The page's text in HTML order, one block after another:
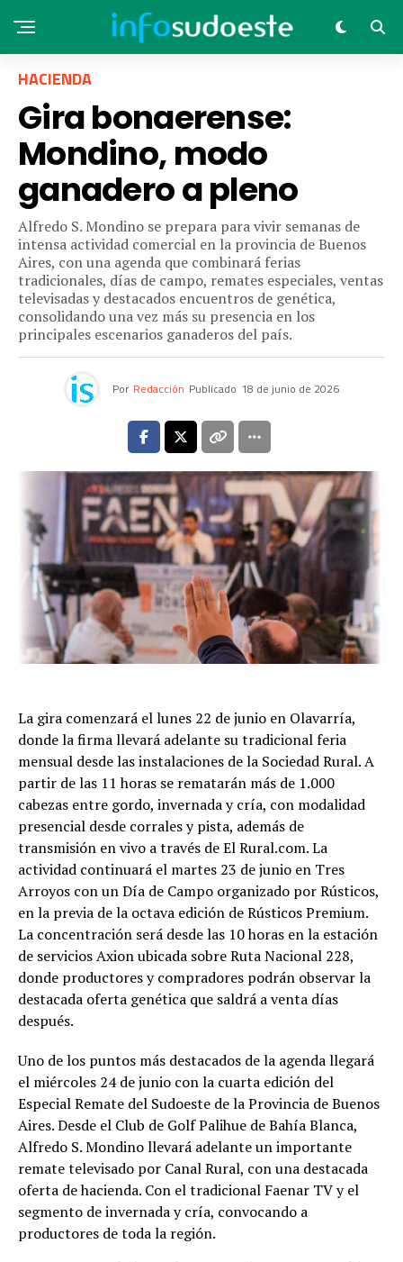
HACIENDA
Gira bonaerense:
Mondino, modo
ganadero a pleno
Alfredo S. Mondino se prepara para vivir semanas de
intensa actividad comercial en la provincia de Buenos
Aires, con una agenda que combinará ferias
tradicionales, días de campo, remates especiales, ventas
televisadas y destacados encuentros de genética,
consolidando una vez más su presencia en los
principales escenarios ganaderos del país.
Por Redacción Publicado 18 de junio de 2026
La gira comenzará el lunes 22 de junio en Olavarría,
donde la firma llevará adelante su tradicional feria
mensual desde las instalaciones de la Sociedad Rural. A
partir de las 11 horas se rematarán más de 1.000
cabezas entre gordo, invernada y cría, con modalidad
presencial desde corrales y pista, además de
transmisión en vivo a través de El Rural.com. La
actividad continuará el martes 23 de junio en Tres
Arroyos con un Día de Campo organizado por Rústicos,
en la previa de la octava edición de Rústicos Premium.
La concentración será desde las 10 horas en la estación
de servicios Axion ubicada sobre Ruta Nacional 228,
donde productores y compradores podrán observar la
destacada oferta genética que saldrá a venta días
después.
Uno de los puntos más destacados de la agenda llegará
el miércoles 24 de junio con la cuarta edición del
Especial Remate del Sudoeste de la Provincia de Buenos
Aires. Desde el Club de Golf Palihue de Bahía Blanca,
Alfredo S. Mondino llevará adelante un importante
remate televisado por Canal Rural, con una destacada
oferta de hacienda. Con el tradicional Faenar TV y el
segmento de invernada y cría, convocando a
productores de toda la región.